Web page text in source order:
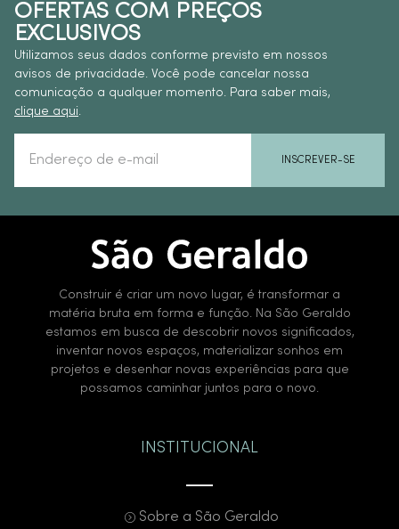
OFERTAS COM PREÇOS
EXCLUSIVOS
Utilizamos seus dados conforme previsto em nossos
avisos de privacidade. Você pode cancelar nossa
comunicação a qualquer momento. Para saber mais,
clique aqui.
INSCREVER-SE
Construir é criar um novo lugar, é transformar a
matéria bruta em forma e função. Na São Geraldo
estamos em busca de descobrir novos significados,
inventar novos espaços, materializar sonhos em
projetos e desenhar novas experiências para que
possamos caminhar juntos para o novo.
INSTITUCIONAL
Sobre a São Geraldo